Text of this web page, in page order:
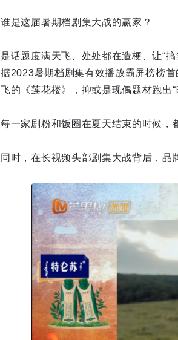
谁是这届暑期档剧集大战的赢家？
是话题度满天飞、处处都在造梗、让“
据2023暑期档剧集有效播放霸屏榜榜
飞的《莲花楼》，抑或是现偶题材跑
每一家剧粉和饭圈在夏天结束的时候，
同时，在长视频头部剧集大战背后，品